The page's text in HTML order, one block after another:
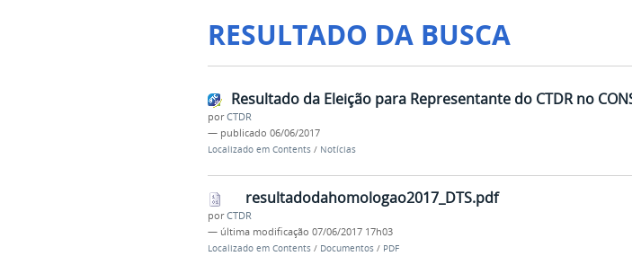
RESULTADO DA BUSCA
Resultado da Eleição para Representante do CTDR no
porCTDR
— publicado 06/06/2017
Localizado em Contents / Notícias
resultadodahomologao2017_DTS.pdf
porCTDR
— última modificação 07/06/2017 17h03
Localizado em Contents / Documentos / PDF